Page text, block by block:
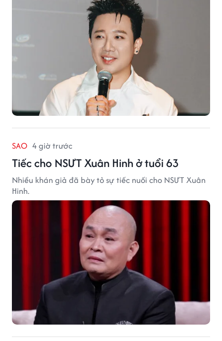
SAO 4 giờ trước
Tiếc cho NSƯT Xuân Hinh ở tuổi 63
Nhiều khán giả đã bày tỏ sự tiếc nuối cho NSƯT Xuân
Hinh.